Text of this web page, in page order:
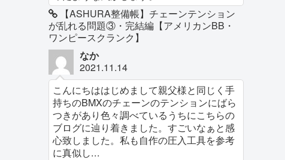
【ASHURA整備帳】チェーンテンション
が乱れる問題③・完結編【アメリカンBB・
ワンピースクランク】
なか
2021.11.14
こんにちははじめまして親父様と同じく手
持ちのBMXのチェーンのテンションにばら
つきがあり色々調べているうちにこちらの
ブログに辿り着きました。すごいなぁと感
心致しました。私も自作の圧入工具を参考
に真似し...